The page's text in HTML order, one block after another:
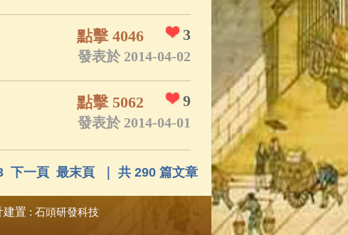
3
點擊 4046
發表於 2014-04-02
9
點擊 5062
發表於 2014-04-01
下一頁 最末頁 ｜ 共 290 篇文章
置 : 石頭研發科技